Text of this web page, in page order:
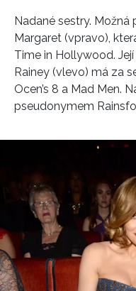
Nadané sestry.
Margaret (vpravo),
Time in Hollywood.
Rainey (vlevo) má za
Ocen’s 8 a Mad Men.
pseudonymem